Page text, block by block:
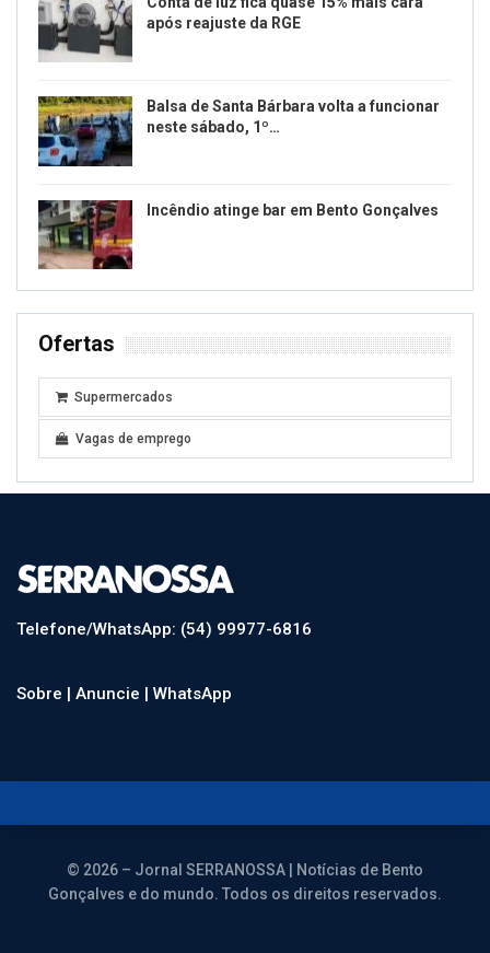
após reajuste da RGE
Balsa de Santa Bárbara volta a funcionar
neste sábado, 1º…
Incêndio atinge bar em Bento Gonçalves
Ofertas
Supermercados
Vagas de emprego
Telefone/WhatsApp: (54) 99977-6816
Sobre | Anuncie | WhatsApp
© 2026 – Jornal SERRANOSSA | Notícias de Bento
Gonçalves e do mundo. Todos os direitos reservados.